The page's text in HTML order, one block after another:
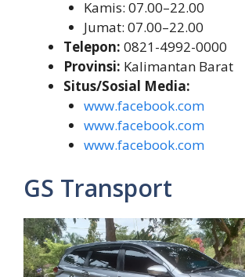
Kamis: 07.00–22.00
Jumat: 07.00–22.00
Telepon: 0821-4992-0000
Provinsi: Kalimantan Barat
Situs/Sosial Media:
www.facebook.com
www.facebook.com
www.facebook.com
GS Transport